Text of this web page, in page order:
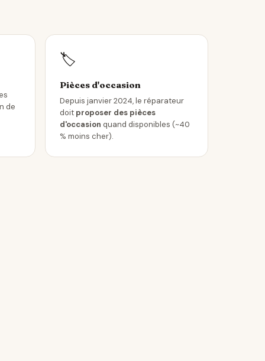
de
🏷️
Pièces d'occasion
Depuis janvier 2024, le réparateur
doit proposer des pièces
d'occasion quand disponibles (~40
% moins cher).